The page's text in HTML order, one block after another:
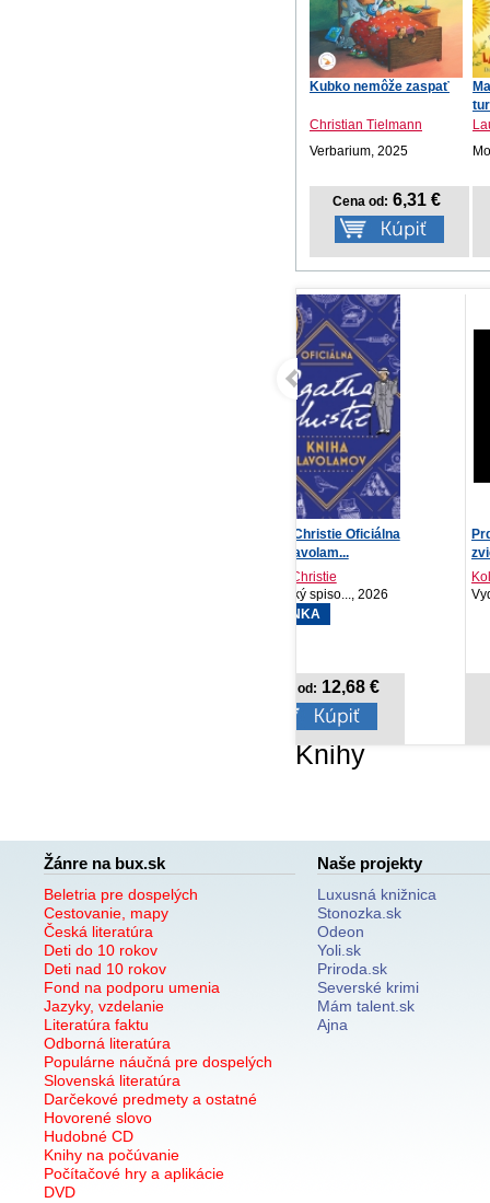
Kubko nemôže zaspať
Christian Tielmann
Verbarium, 2025
Cena od: 6,31 €
Prdík nie je hanba -
zvieratká
Kolektív autorov
Vydavateľstvo T..., 2026
Cena od:
Knihy
Žánre na bux.sk
Beletria pre dospelých
Cestovanie, mapy
Česká literatúra
Deti do 10 rokov
Deti nad 10 rokov
Fond na podporu umenia
Jazyky, vzdelanie
Literatúra faktu
Odborná literatúra
Populárne náučná pre dospelých
Slovenská literatúra
Darčekové predmety a ostatné
Hovorené slovo
Hudobné CD
Knihy na počúvanie
Počítačové hry a aplikácie
DVD
Naše projekty
Luxusná knižnica
Stonozka.sk
Odeon
Yoli.sk
Priroda.sk
Severské krimi
Mám talent.sk
Ajna